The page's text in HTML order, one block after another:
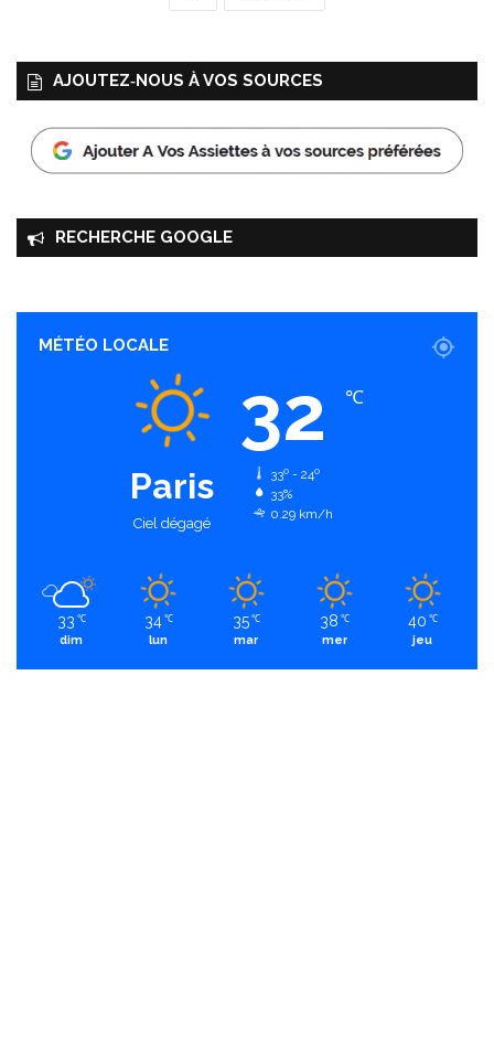
AJOUTEZ‑NOUS À VOS SOURCES
RECHERCHE GOOGLE
MÉTÉO LOCALE
Paris
Ciel dégagé
32 ℃
33º - 24º
33%
0.29 km/h
33 ℃
dim
34 ℃
lun
35 ℃
mar
38 ℃
mer
40 ℃
jeu